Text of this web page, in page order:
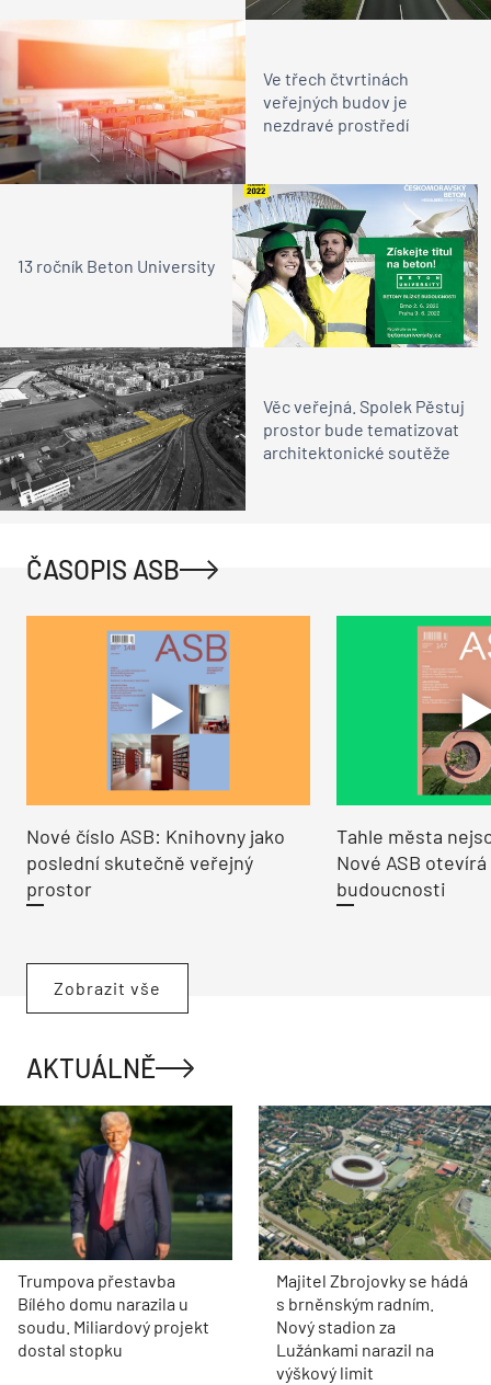
Ve třech čtvrtinách
veřejných budov je
nezdravé prostředí
13 ročník Beton University
Věc veřejná. Spolek Pěstuj
prostor bude tematizovat
architektonické soutěže
ČASOPIS ASB
Nové číslo ASB: Knihovny jako
poslední skutečně veřejný
prostor
Tahle města
Nové ASB
budoucnosti
Zobrazit vše
AKTUÁLNĚ
Trumpova přestavba
Bílého domu narazila u
soudu. Miliardový projekt
dostal stopku
Majitel Zbrojovky se hádá
s brněnským radním.
Nový stadion za
Lužánkami narazil na
výškový limit